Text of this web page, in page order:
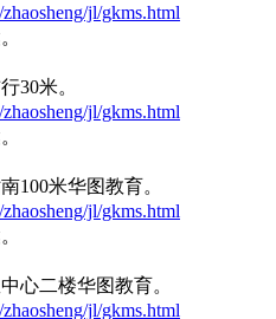
jl/gkms.html
30米。
jl/gkms.html
100米华图教育。
jl/gkms.html
心二楼华图教育。
jl/gkms.html